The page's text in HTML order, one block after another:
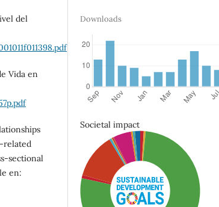
del
Vida en
related
sectional
en:
Downloads
Societal impact